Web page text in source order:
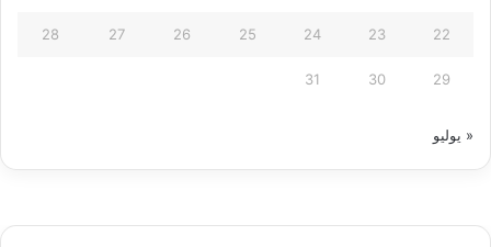
22
23
24
25
26
27
28
29
30
31
« يوليو